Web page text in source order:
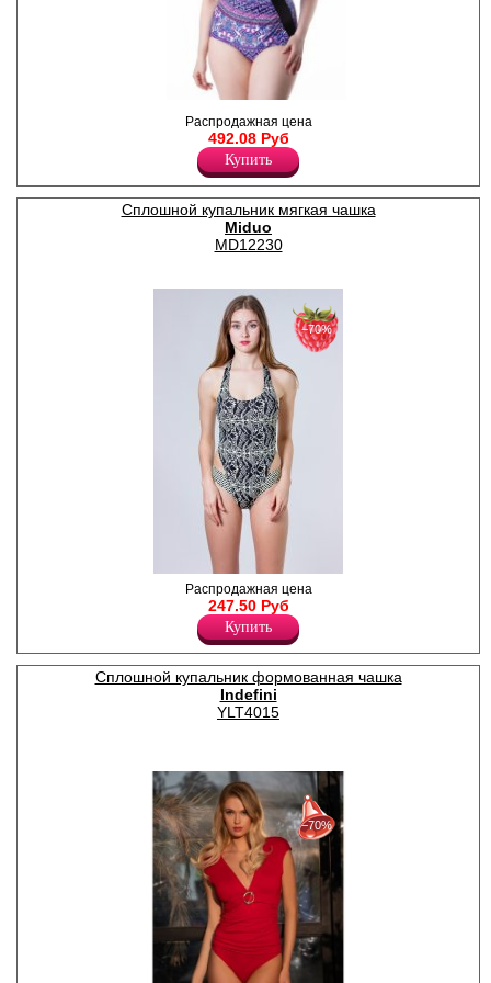
Сплошной купальник с
мягкими формованными
чашками на широких
бретелях.
Полиамид 80%
Эластан 20%
Распродажная цена
492.08 Руб
Купить
Сплошной купальник мягкая чашка
Miduo
MD12230
Слитный женский купальник
в комбинации двух дизайнов
Полиамид 82%
Эластан 18%
−70%
Распродажная цена
247.50 Руб
Купить
Сплошной купальник формованная чашка
Indefini
YLT4015
с 22-07-2026 по 28-07-2026
с 29-07-2026 по 04-08-2026
с 05-08-2026 по 11-08-2026
−70%